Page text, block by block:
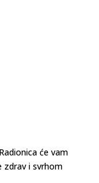
će vam
zdrav i svrhom